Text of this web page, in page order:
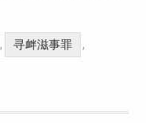
, 寻衅滋事罪 ,